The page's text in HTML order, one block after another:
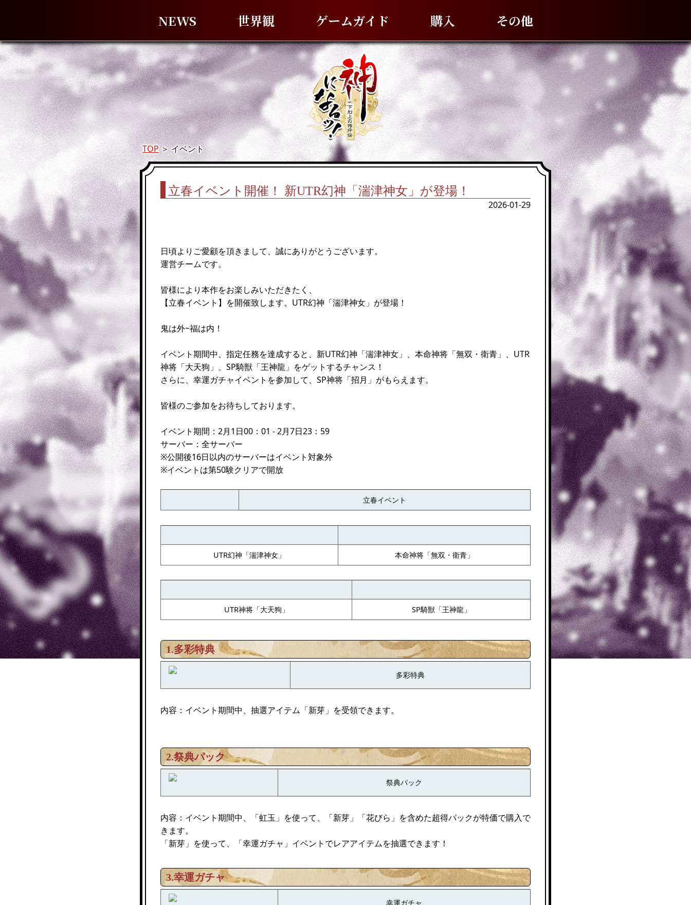
NEWS 世界観 ゲームガイド 購入 その他
TOP＞イベント
立春イベント開催！ 新UTR幻神「湍津神女」が登場！
2026-01-29
日頃よりご愛顧を頂きまして、誠にありがとうございます。
運営チームです。
皆様により本作をお楽しみいただきたく、
【立春イベント】を開催致します。UTR幻神「湍津神女」が登場！
鬼は外~福は内！
イベント期間中、指定任務を達成すると、新UTR幻神「湍津神女」、本命神将「無双・衛青」、UTR
神将「大天狗」、SP騎獣「王神龍」をゲットするチャンス！
さらに、幸運ガチャイベントを参加して、SP神将「招月」がもらえます。
皆様のご参加をお待ちしております。
イベント期間：2月1日00：01 - 2月7日23：59
サーバー：全サーバー
※公開後16日以内のサーバーはイベント対象外
※イベントは第50験クリアで開放
立春イベント
UTR幻神「湍津神女」 本命神将「無双・衛青」
UTR神将「大天狗」 SP騎獣「王神龍」
1.多彩特典
多彩特典
内容：イベント期間中、抽選アイテム「新芽」を受領できます。
2.祭典パック
祭典パック
内容：イベント期間中、「虹玉」を使って、「新芽」「花びら」を含めた超得パックが特価で購入で
きます。
「新芽」を使って、「幸運ガチャ」イベントでレアアイテムを抽選できます！
3.幸運ガチャ
幸運ガチャ